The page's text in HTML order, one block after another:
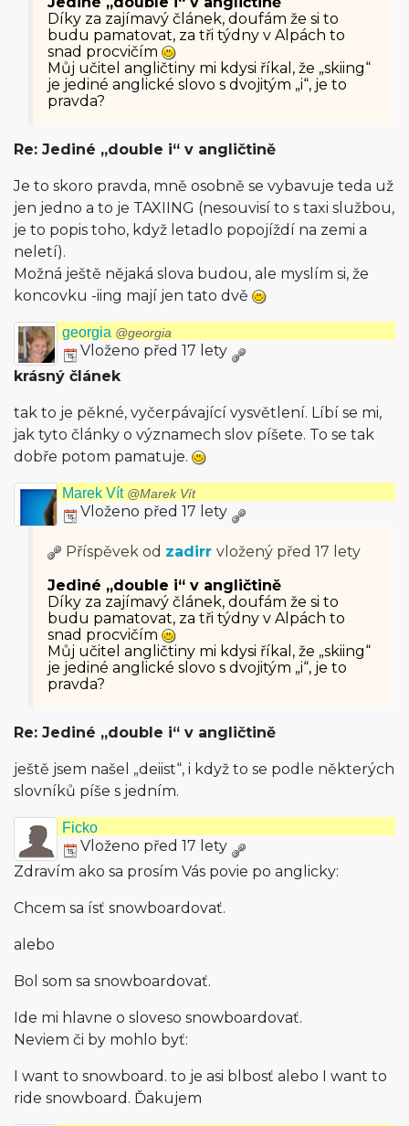
Díky za zajímavý článek, doufám že si to
budu pamatovat, za tři týdny v Alpách to
snad procvičím
Můj učitel angličtiny mi kdysi říkal, že „skiing“
je jediné anglické slovo s dvojitým „i“, je to
pravda?
Re: Jediné „double i“ v angličtině
Je to skoro pravda, mně osobně se vybavuje teda už
jen jedno a to je TAXIING (nesouvisí to s taxi službou,
je to popis toho, když letadlo popojíždí na zemi a
neletí).
Možná ještě nějaká slova budou, ale myslím si, že
koncovku -iing mají jen tato dvě
georgia @georgia
Vloženo před 17 lety
krásný článek
tak to je pěkné, vyčerpávající vysvětlení. Líbí se mi,
jak tyto články o významech slov píšete. To se tak
dobře potom pamatuje.
Marek Vít @Marek Vít
Vloženo před 17 lety
Příspěvek od zadirr vložený před 17 lety
Jediné „double i“ v angličtině
Díky za zajímavý článek, doufám že si to
budu pamatovat, za tři týdny v Alpách to
snad procvičím
Můj učitel angličtiny mi kdysi říkal, že „skiing“
je jediné anglické slovo s dvojitým „i“, je to
pravda?
Re: Jediné „double i“ v angličtině
ještě jsem našel „deiist“, i když to se podle některých
slovníků píše s jedním.
Ficko
Vloženo před 17 lety
Zdravím ako sa prosím Vás povie po anglicky:
Chcem sa ísť snowboardovať.
alebo
Bol som sa snowboardovať.
Ide mi hlavne o sloveso snowboardovať.
Neviem či by mohlo byť:
I want to snowboard. to je asi blbosť alebo I want to
ride snowboard. Ďakujem